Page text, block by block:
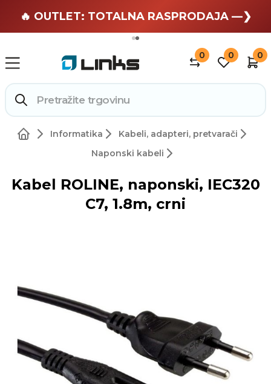
🏄 Zaslužuješ odmor —❯
🔥 OUTLET: TOTALNA RASPRODAJA —❯
0 0 0
Informatika
Kabeli, adapteri, pretvarači
Naponski kabeli
Kabel ROLINE, naponski, IEC320
C7, 1.8m, crni